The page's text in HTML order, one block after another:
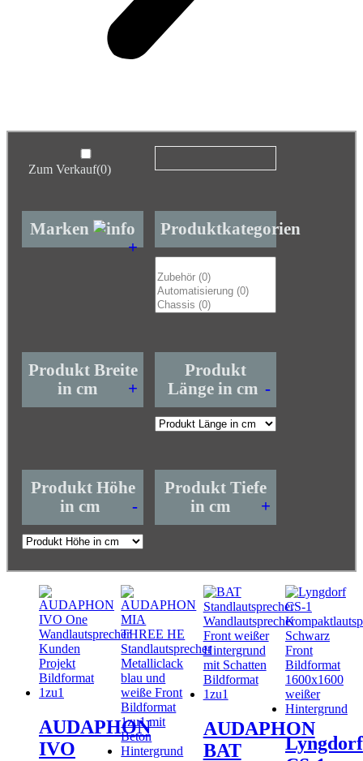
Zum Verkauf(0)
Marken
+
Produktkategorien
Produkt Breite
in cm
+
Produkt
Länge in cm -
Produkt Höhe
in cm
-
Produkt Tiefe
in cm
+
AUDAPHON
IVO
AUDAPHON
BAT
Lyngdorf